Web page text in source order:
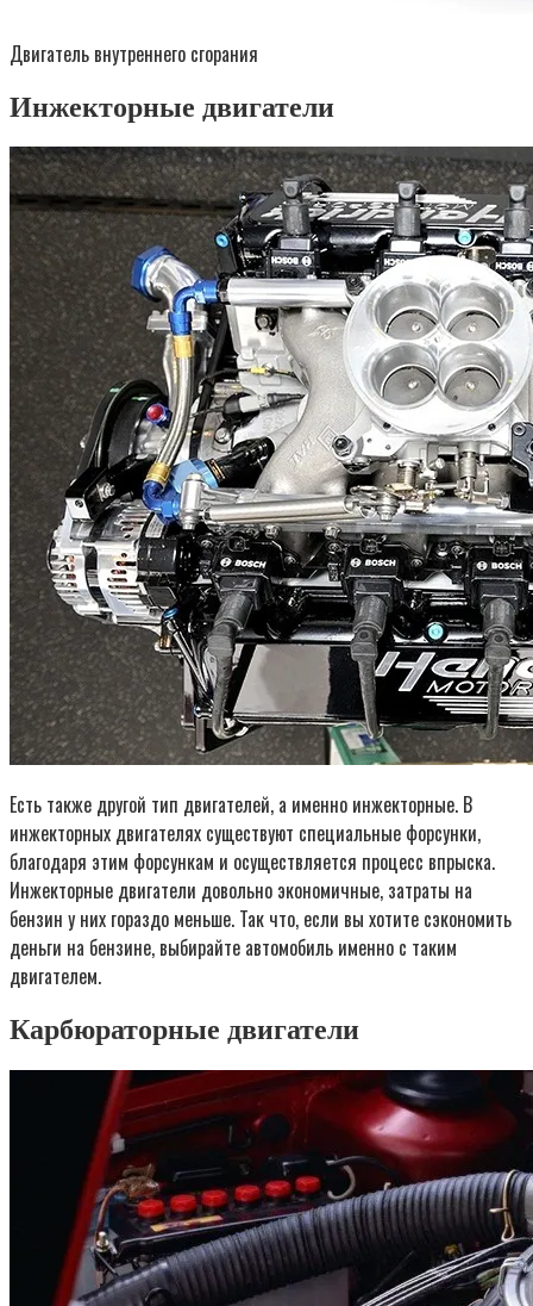
Двигатель внутреннего сгорания
Инжекторные двигатели
Есть также другой тип двигателей, а именно инжекторные. В
инжекторных двигателях существуют специальные форсунки,
благодаря этим форсункам и осуществляется процесс впрыска.
Инжекторные двигатели довольно экономичные, затраты на
бензин у них гораздо меньше. Так что, если вы хотите сэкономить
деньги на бензине, выбирайте автомобиль именно с таким
двигателем.
Карбюраторные двигатели